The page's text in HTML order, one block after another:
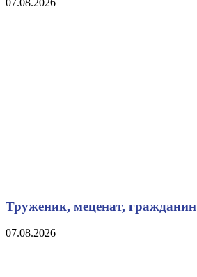
07.08.2026
Труженик, меценат, гражданин
07.08.2026